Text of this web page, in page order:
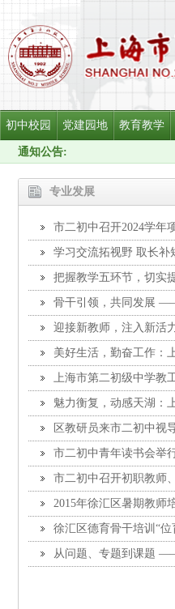
初中校园 党建园地 教育教学
通知公告:
专业发展
市二初中召开2024学年
学习交流拓视野 取长
把握教学五环节，切实
骨干引领，共同发展
迎接新教师，注入新
美好生活，勤奋工作：
上海市第二初级中学教
魅力衡复，动感天湖：
区教研员来市二初中视
市二初中青年读书会举
市二初中召开初职教师
2015年徐汇区暑期教师
徐汇区德育骨干培训“
从问题、专题到课题